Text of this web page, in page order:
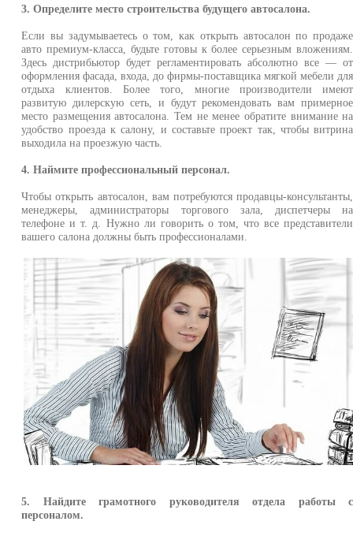
3. Определите место строительства будущего автосалона.
Если вы задумываетесь о том, как открыть автосалон по продаже
авто премиум-класса, будьте готовы к более серьезным вложениям.
Здесь дистрибьютор будет регламентировать абсолютно все — от
оформления фасада, входа, до фирмы-поставщика мягкой мебели для
отдыха клиентов. Более того, многие производители имеют
развитую дилерскую сеть, и будут рекомендовать вам примерное
место размещения автосалона. Тем не менее обратите внимание на
удобство проезда к салону, и составьте проект так, чтобы витрина
выходила на проезжую часть.
4. Наймите профессиональный персонал.
Чтобы открыть автосалон, вам потребуются продавцы-консультанты,
менеджеры, администраторы торгового зала, диспетчеры на
телефоне и т. д. Нужно ли говорить о том, что все представители
вашего салона должны быть профессионалами.
5. Найдите грамотного руководителя отдела работы с
персоналом.